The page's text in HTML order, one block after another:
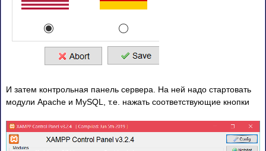
И затем контрольная панель сервера. На ней надо стартовать
модули Apache и MySQL, т.е. нажать соответствующие кнопки